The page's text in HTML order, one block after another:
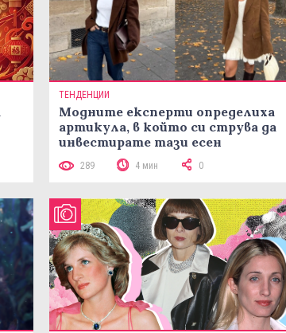
ТЕНДЕНЦИИ
Модните експерти определиха
артикула, в който си струва да
инвестирате тази есен
289 4 мин 0